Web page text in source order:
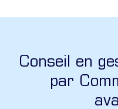
Conseil en
par